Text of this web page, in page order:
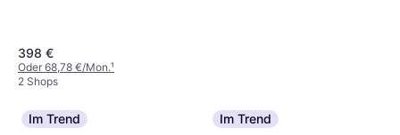
398 €
Oder 68,78 €/Mon.¹
2 Shops
Im Trend Im Trend